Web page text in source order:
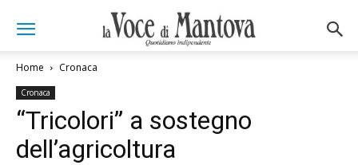
Home Cronaca
Cronaca
“Tricolori” a sostegno
dell’agricoltura